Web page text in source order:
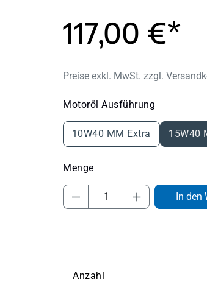
117,00 €*
Preise exkl. MwSt. zzgl.
Motoröl Ausführung
10W40 MM Extra 15W40
Produkt Anzahl: Gib
In den
Anzahl